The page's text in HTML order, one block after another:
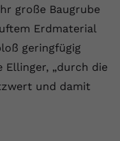
große Baugrube
Erdmaterial
geringfügig
Ellinger, „durch die
und damit
devices